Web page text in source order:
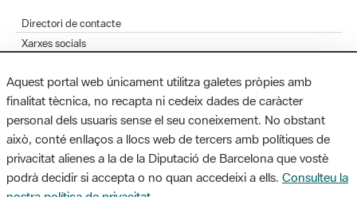
Directori de contacte
Xarxes socials
Bústia de suggeriments
Opineu sobre els parcs
MAPA WEB AVÍS LEGAL ACCESSIBILITAT
Aquest portal web únicament utilitza galetes pròpies amb
finalitat tècnica, no recapta ni cedeix dades de caràcter
personal dels usuaris sense el seu coneixement. No obstant
això, conté enllaços a llocs web de tercers amb polítiques de
privacitat alienes a la de la Diputació de Barcelona que vostè
podrà decidir si accepta o no quan accedeixi a ells. Consulteu la